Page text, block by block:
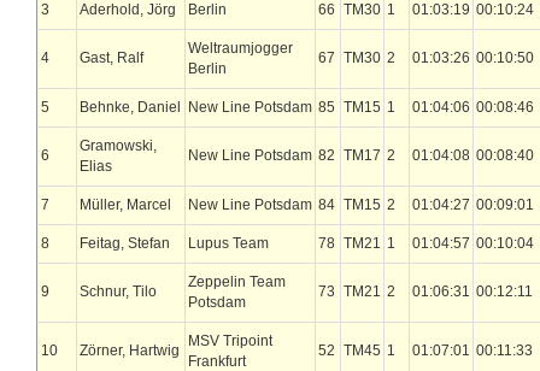
3 Aderhold, Jörg Berlin 66 TM30 1 01:03:19 00:10:24
4 Gast, Ralf
Weltraumjogger
Berlin
67 TM30 2 01:03:26 00:10:50
5 Behnke, Daniel New Line Potsdam 85 TM15 1 01:04:06 00:08:46
6
Gramowski,
Elias
New Line Potsdam 82 TM17 2 01:04:08 00:08:40
7 Müller, Marcel New Line Potsdam 84 TM15 2 01:04:27 00:09:01
8 Feitag, Stefan Lupus Team 78 TM21 1 01:04:57 00:10:04
9 Schnur, Tilo
Zeppelin Team
Potsdam
73 TM21 2 01:06:31 00:12:11
10 Zörner, Hartwig
MSV Tripoint
Frankfurt
52 TM45 1 01:07:01 00:11:33